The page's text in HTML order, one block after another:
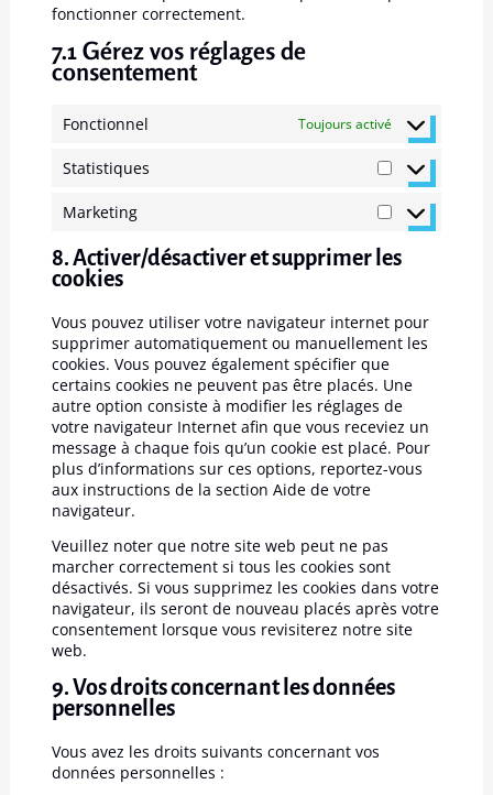
fonctionner correctement.
7.1 Gérez vos réglages de
consentement
Fonctionnel Toujours activé
Statistiques
Marketing
8. Activer/désactiver et supprimer les
cookies
Vous pouvez utiliser votre navigateur internet pour
supprimer automatiquement ou manuellement les
cookies. Vous pouvez également spécifier que
certains cookies ne peuvent pas être placés. Une
autre option consiste à modifier les réglages de
votre navigateur Internet afin que vous receviez un
message à chaque fois qu’un cookie est placé. Pour
plus d’informations sur ces options, reportez-vous
aux instructions de la section Aide de votre
navigateur.
Veuillez noter que notre site web peut ne pas
marcher correctement si tous les cookies sont
désactivés. Si vous supprimez les cookies dans votre
navigateur, ils seront de nouveau placés après votre
consentement lorsque vous revisiterez notre site
web.
9. Vos droits concernant les données
personnelles
Vous avez les droits suivants concernant vos
données personnelles :